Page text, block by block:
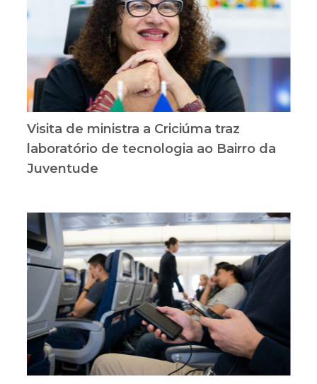
Visita de ministra a Criciúma traz
laboratório de tecnologia ao Bairro da
Juventude